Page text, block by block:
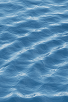
Günstige
Mobile